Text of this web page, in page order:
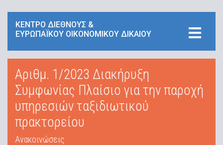
ΚΕΝΤΡΟ ΔΙΕΘΝΟΥΣ &
ΕΥΡΩΠΑΪΚΟΥ ΟΙΚΟΝΟΜΙΚΟΥ ΔΙΚΑΙΟΥ
Αριθμ. 1/2023 Διακήρυξη
Συμφωνίας Πλαίσιο για την παροχή
υπηρεσιών ταξιδιωτικού
πρακτορείου
Ανακοινώσεις